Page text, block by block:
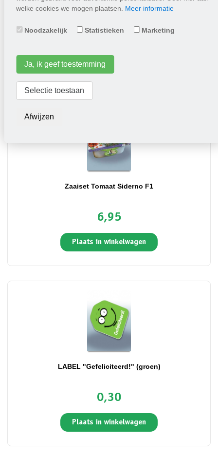
welke cookies we mogen plaatsen. Meer informatie
Noodzakelijk Statistieken Marketing
Ja, ik geef toestemming
Selectie toestaan
Afwijzen
LABEL "Fijne dagen!" (blauw)
Plaats in winkelwagen
Zaaiset Tomaat Siderno F1
6,95
Plaats in winkelwagen
LABEL "Gefeliciteerd!" (groen)
0,30
Plaats in winkelwagen